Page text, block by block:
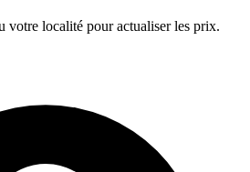
votre localité pour actualiser les prix.